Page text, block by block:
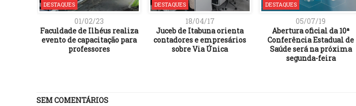
DESTAQUES
01/02/23
Faculdade de Ilhéus realiza
evento de capacitação para
professores
DESTAQUES
18/04/17
Juceb de Itabuna orienta
contadores e empresários
sobre Via Única
DESTAQUES
05/07/19
Abertura oficial da 10ª
Conferência Estadual de
Saúde será na próxima
segunda-feira
SEM COMENTÁRIOS